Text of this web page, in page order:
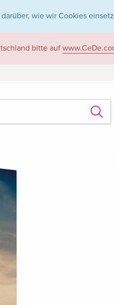
darüber, wie wir Cookies
bitte auf